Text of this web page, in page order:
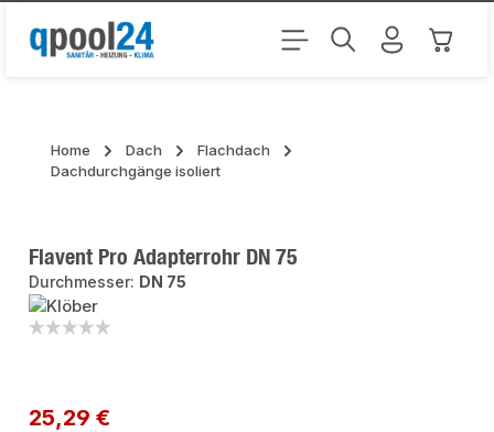
Zum Hauptinhalt springen
Home Dach
Flachdach
Dachdurchgänge isoliert
Flavent Pro Adapterrohr DN 75
Durchmesser: DN 75
Regulärer Preis:
25,29 €